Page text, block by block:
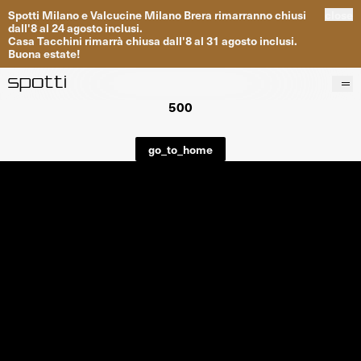
Spotti MilanoeValcucine Milano Brera rimarrannochiusi
dall'8al 24agosto inclusi.
Casa Tacchini rimarrà chiusa dall'8al 31 agosto inclusi.
Buona estate!
Progetti
500
go_to_home